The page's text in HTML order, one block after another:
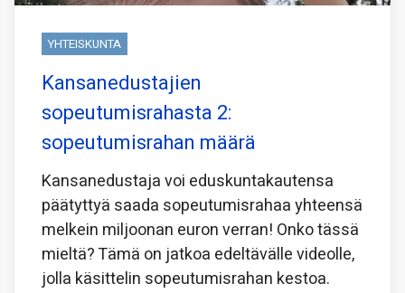
YHTEISKUNTA
Kansanedustajien
sopeutumisrahasta 2:
sopeutumisrahan määrä
Kansanedustaja voi eduskuntakautensa
päätyttyä saada sopeutumisrahaa yhteensä
melkein miljoonan euron verran! Onko tässä
mieltä? Tämä on jatkoa edeltävälle videolle,
jolla käsittelin sopeutumisrahan kestoa.